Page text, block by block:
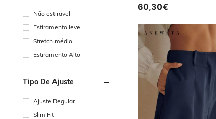
Não estirável
Estiramento leve
Stretch médio
Estiramento Alto
Tipo De Ajuste
Ajuste Regular
Slim Fit
60,30€